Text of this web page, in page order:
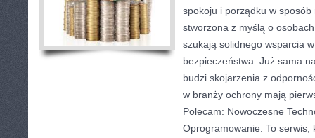
spokoju i porządku w sposób
stworzona z myślą o
szukają solidnego wsparcia
bezpieczeństwa. Już sama
budzi skojarzenia z
w branży ochrony mają
Polecam: Nowoczesne
Oprogramowanie. To